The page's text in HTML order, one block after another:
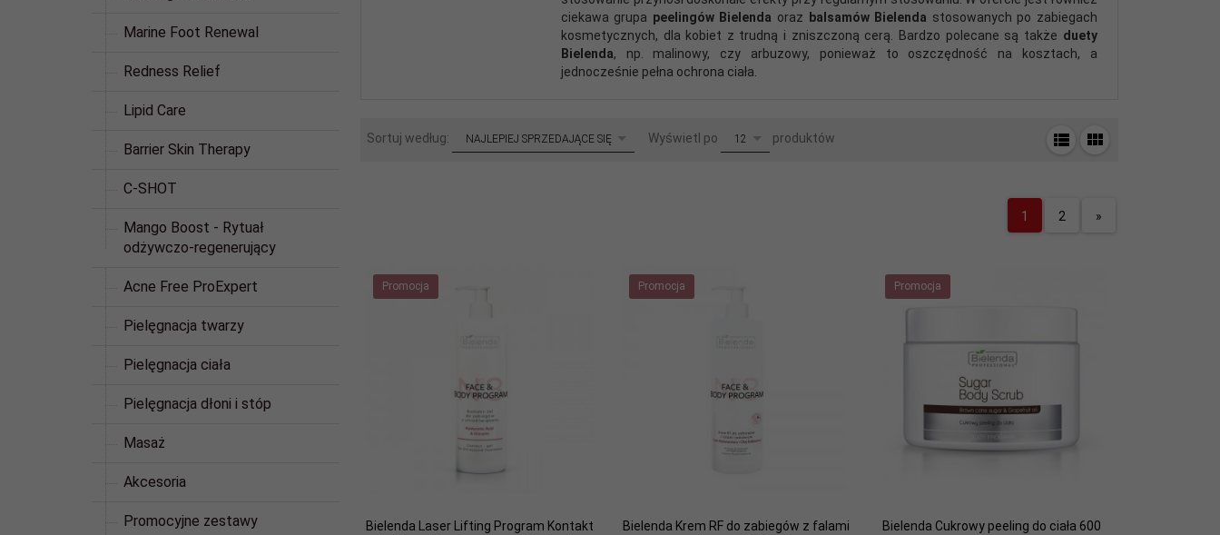
Marine Foot Renewal
Redness Relief
Lipid Care
Barrier Skin Therapy
C-SHOT
Mango Boost - Rytuał
odżywczo-regenerujący
Acne Free ProExpert
Pielęgnacja twarzy
Pielęgnacja ciała
Pielęgnacja dłoni i stóp
Masaż
Akcesoria
Promocyjne zestawy
ciekawa grupa peelingów Bielenda oraz balsamów Bielenda stosowanych po zabiegach
kosmetycznych, dla kobiet z trudną i zniszczoną cerą. Bardzo polecane są także duety
Bielenda, np. malinowy, czy arbuzowy, ponieważ to oszczędność na kosztach, a
jednocześnie pełna ochrona ciała.
Sortuj według: sortNAJLEPIEJ SPRZEDAJĄCE SIĘ Wyświetl po pop12 produktów
1 2 »
Promocja
Bielenda Laser Lifting Program Kontakt
Promocja
Bielenda Krem RF do zabiegów z falami
Promocja
Bielenda Cukrowy peeling do ciała 600